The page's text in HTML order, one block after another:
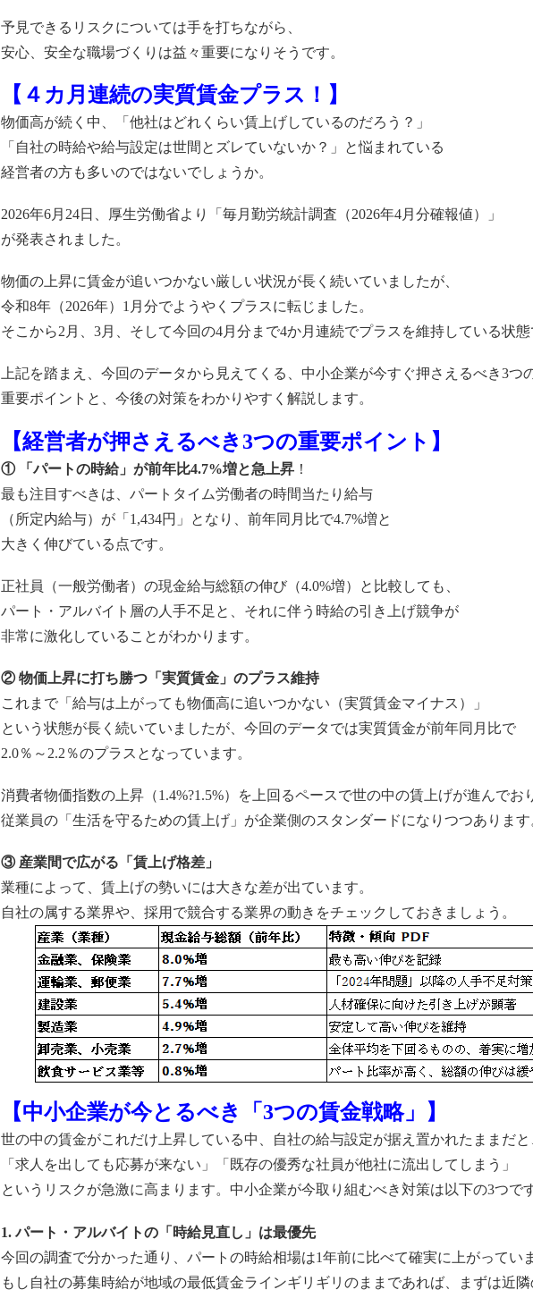
予見できるリスクについては手を打ちながら、
安心、安全な職場づくりは益々重要になりそうです。
【４カ月連続の実質賃金プラス！】
物価高が続く中、「他社はどれくらい賃上げしているのだろう？」
「自社の時給や給与設定は世間とズレていないか？」と悩まれている
経営者の方も多いのではないでしょうか。
2026年6月24日、厚生労働省より「毎月勤労統計調査（2026年4月分確報値）」
が発表されました。
物価の上昇に賃金が追いつかない厳しい状況が長く続いていましたが、
令和8年（2026年）1月分でようやくプラスに転じました。
そこから2月、3月、そして今回の4月分まで4か月連続でプラスを維持している状態
上記を踏まえ、今回のデータから見えてくる、中小企業が今すぐ押さえるべき3つ
重要ポイントと、今後の対策をわかりやすく解説します。
【経営者が押さえるべき3つの重要ポイント】
① 「パートの時給」が前年比4.7%増と急上昇 ！
最も注目すべきは、パートタイム労働者の時間当たり給与
（所定内給与）が「1,434円」となり、前年同月比で4.7%増と
大きく伸びている点です。
正社員（一般労働者）の現金給与総額の伸び（4.0%増）と比較しても、
パート・アルバイト層の人手不足と、それに伴う時給の引き上げ競争が
非常に激化していることがわかります。
② 物価上昇に打ち勝つ「実質賃金」のプラス維持
これまで「給与は上がっても物価高に追いつかない（実質賃金マイナス）」
という状態が長く続いていましたが、今回のデータでは実質賃金が前年同月比で
2.0％～2.2％のプラスとなっています。
消費者物価指数の上昇（1.4%?1.5%）を上回るペースで世の中の賃上げが進んでお
従業員の「生活を守るための賃上げ」が企業側のスタンダードになりつつあります
③ 産業間で広がる「賃上げ格差」
業種によって、賃上げの勢いには大きな差が出ています。
自社の属する業界や、採用で競合する業界の動きをチェックしておきましょう。
【中小企業が今とるべき「3つの賃金戦略」】
世の中の賃金がこれだけ上昇している中、自社の給与設定が据え置かれたままだと
「求人を出しても応募が来ない」「既存の優秀な社員が他社に流出してしまう」
というリスクが急激に高まります。中小企業が今取り組むべき対策は以下の3つです
1. パート・アルバイトの「時給見直し」は最優先
今回の調査で分かった通り、パートの時給相場は1年前に比べて確実に上がってい
もし自社の募集時給が地域の最低賃金ラインギリギリのままであれば、まずは近隣